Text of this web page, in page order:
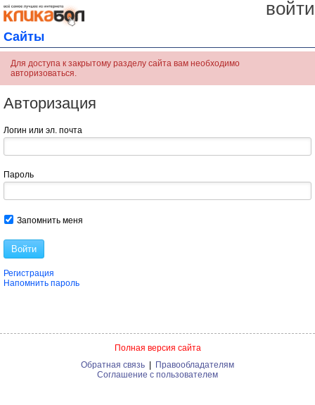
войти
Сайты
Для доступа к закрытому разделу сайта вам необходимо
авторизоваться.
Авторизация
Логин или эл. почта
Пароль
Запомнить меня
Войти
Регистрация
Напомнить пароль
Полная версия сайта
Обратная связь
Правообладателям
Соглашение с пользователем